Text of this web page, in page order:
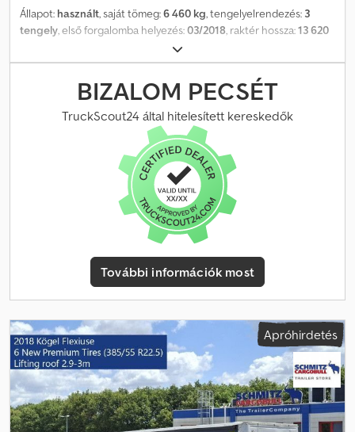
Állapot: használt, saját tömeg:6 460 kg, tengelyelrendezés: 3
tengely, első forgalomba helyezés:03/2018, raktér hossza:13 620
2 480 mm
rakodótér térfogata:101 m³, abroncs méret:385/55 R22,5,
2018 , Felszereltség: ABS, Saját tömeg: 6460 kg, DIN EN
12642 (XL kód) tanúsítvány, Raktér (Ho Sz Ma): 13 620 mm x 2 480
mm x 3 000 mm, Gumi méret: 385/55 R22.5, Raktér térfogata: 101 m³,
1. tengely: , 2. tengely: , 3. tengely: , önszintező felfüggesztés,
elektronikus fékrendszer (EBS), tolótető, 1x15 és 2x7 tűs
csatlakozó, antispray, emelhető tető (kézi): 2,9 m - 3,0 m,
ponyvarendszer. A weboldalunkon megtalálja az összes elérhető
jármű áttekintését. Finanszírozásra van szüksége? Egyedi
finanszírozási megoldásokat, teljes körű szervizszerződéseket és
telematikai szolgáltatásokat kínálunk. Személyesen is szívesen
adunk tanácsot. Credpfx Ajzkch Neahef
BIZALOM PECSÉT
TruckScout24 által hitelesített kereskedők
További információk most
Apróhirdetés